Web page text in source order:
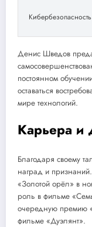
Кибербезопасность
Денис Шведов
постоянном
оставаться
мире технологий.
Карьера и
Благодаря своему
наград и
«Золотой орёл» в
роль в фильме
очередную премию
фильме «Дуэлянт».